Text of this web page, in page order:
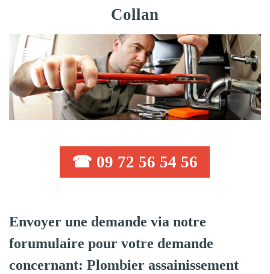
Collan
☎ 09 72 56 54 56
Envoyer une demande via notre
forumulaire pour votre demande
concernant: Plombier assainissement